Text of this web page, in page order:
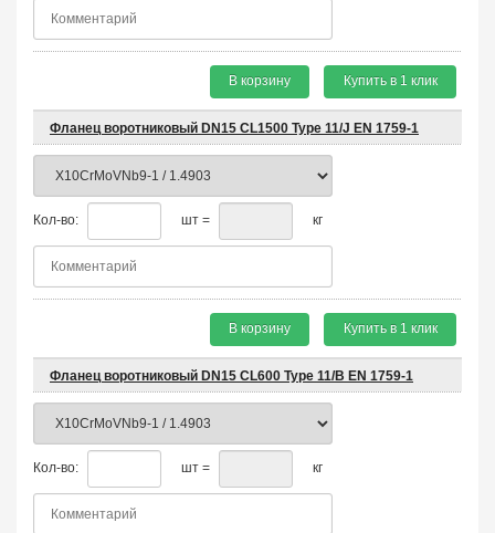
В корзину Купить в 1 клик
Фланец воротниковый DN15 CL1500 Type 11/J EN 1759-1
Кол-во: шт = кг
В корзину Купить в 1 клик
Фланец воротниковый DN15 CL600 Type 11/B EN 1759-1
Кол-во: шт = кг